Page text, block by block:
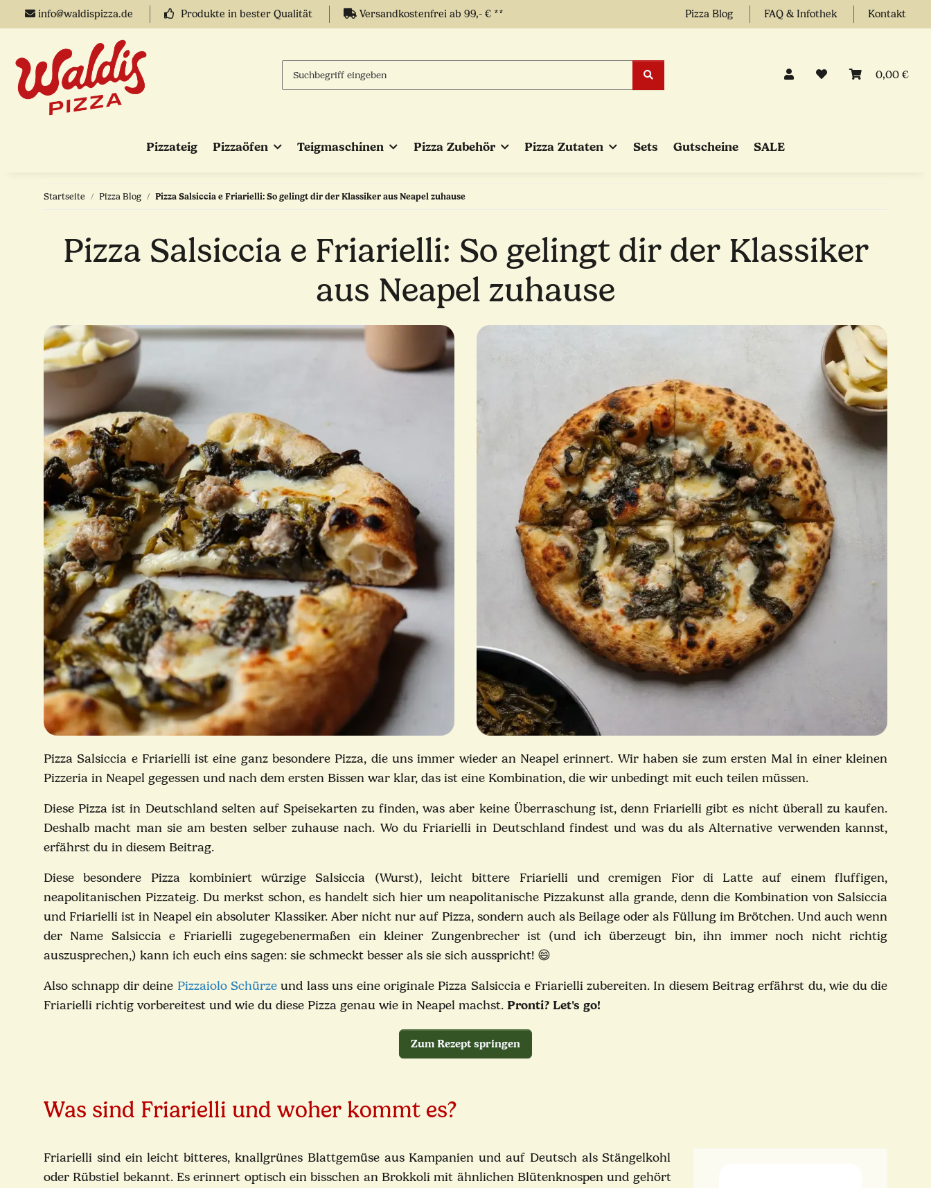
info@waldispizza.de Produkte in bester Qualität Versandkostenfrei ab 99,- € ** Pizza Blog FAQ & Infothek Kontakt
0,00 €
Pizzateig Pizzaöfen Teigmaschinen Pizza Zubehör Pizza Zutaten Sets Gutscheine SALE
Startseite Pizza Blog Pizza Salsiccia e Friarielli: So gelingt dir der Klassiker aus Neapel zuhause
Pizza Salsiccia e Friarielli: So gelingt dir der Klassiker
aus Neapel zuhause
Pizza Salsiccia e Friarielli ist eine ganz besondere Pizza, die uns immer wieder an Neapel erinnert. Wir haben sie zum ersten Mal in einer kleinen
Pizzeria in Neapel gegessen und nach dem ersten Bissen war klar, das ist eine Kombination, die wir unbedingt mit euch teilen müssen.
Diese Pizza ist in Deutschland selten auf Speisekarten zu finden, was aber keine Überraschung ist, denn Friarielli gibt es nicht überall zu kaufen.
Deshalb macht man sie am besten selber zuhause nach. Wo du Friarielli in Deutschland findest und was du als Alternative verwenden kannst,
erfährst du in diesem Beitrag.
Diese besondere Pizza kombiniert würzige Salsiccia (Wurst), leicht bittere Friarielli und cremigen Fior di Latte auf einem fluffigen,
neapolitanischen Pizzateig. Du merkst schon, es handelt sich hier um neapolitanische Pizzakunst alla grande, denn die Kombination von Salsiccia
und Friarielli ist in Neapel ein absoluter Klassiker. Aber nicht nur auf Pizza, sondern auch als Beilage oder als Füllung im Brötchen. Und auch wenn
der Name Salsiccia e Friarielli zugegebenermaßen ein kleiner Zungenbrecher ist (und ich überzeugt bin, ihn immer noch nicht richtig
auszusprechen,) kann ich euch eins sagen: sie schmeckt besser als sie sich ausspricht! 😄
Also schnapp dir deine Pizzaiolo Schürzeund lass uns eine originale Pizza Salsiccia e Friarielli zubereiten. In diesem Beitrag erfährst du, wie du die
Friarielli richtig vorbereitest und wie du diese Pizza genau wie in Neapel machst. Pronti? Let's go!
Zum Rezept springen
Was sind Friarielli und woher kommt es?
Friarielli sind ein leicht bitteres, knallgrünes Blattgemüse aus Kampanien und auf Deutsch als Stängelkohl
oder Rübstiel bekannt. Es erinnert optisch ein bisschen an Brokkoli mit ähnlichen Blütenknospen und gehört